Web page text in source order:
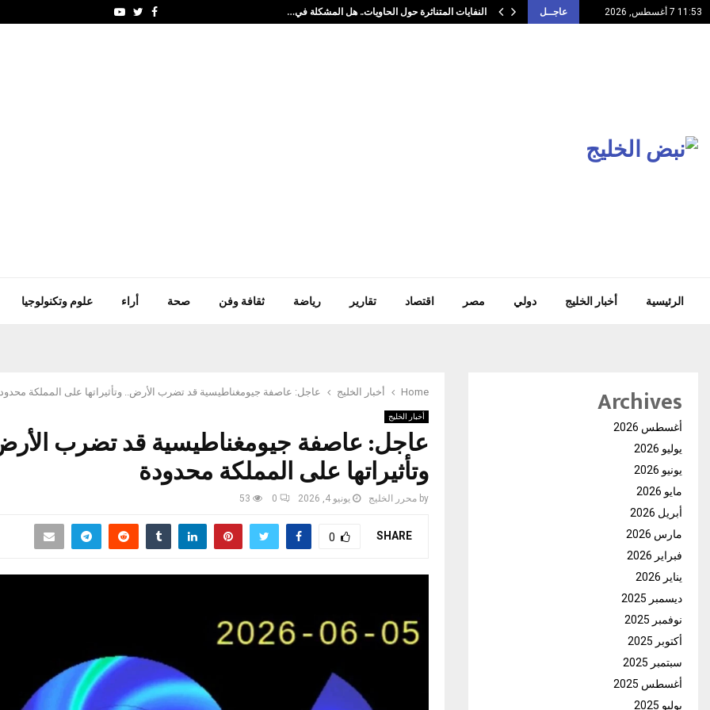
11:53 7 أغسطس, 2026 عاجــل النفايات المتناثرة حول الحاويات.. هل المشكلة في… Facebook
Twitter
Youtube
الرئيسية أخبار الخليج دولي مصر اقتصاد تقارير رياضة ثقافة وفن صحة أراء علوم وتكنولوجيا
Home أخبار الخليج عاجل: عاصفة جيومغناطيسية قد تضرب الأرض.. وتأثيراتها على المملكة
أخبار الخليج
عاجل: عاصفة جيومغناطيسية قد تضرب
وتأثيراتها على المملكة محدودة
by محرر الخليج يونيو 4, 2026 0
53
SHARE
0
Archives
أغسطس 2026
يوليو 2026
يونيو 2026
مايو 2026
أبريل 2026
مارس 2026
فبراير 2026
يناير 2026
ديسمبر 2025
نوفمبر 2025
أكتوبر 2025
سبتمبر 2025
أغسطس 2025
يوليو 2025